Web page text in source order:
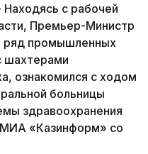
с рабочей
Премьер-Министр
ряд промышленных
шахтерами
ознакомился с ходом
больницы
здравоохранения
«Казинформ» со